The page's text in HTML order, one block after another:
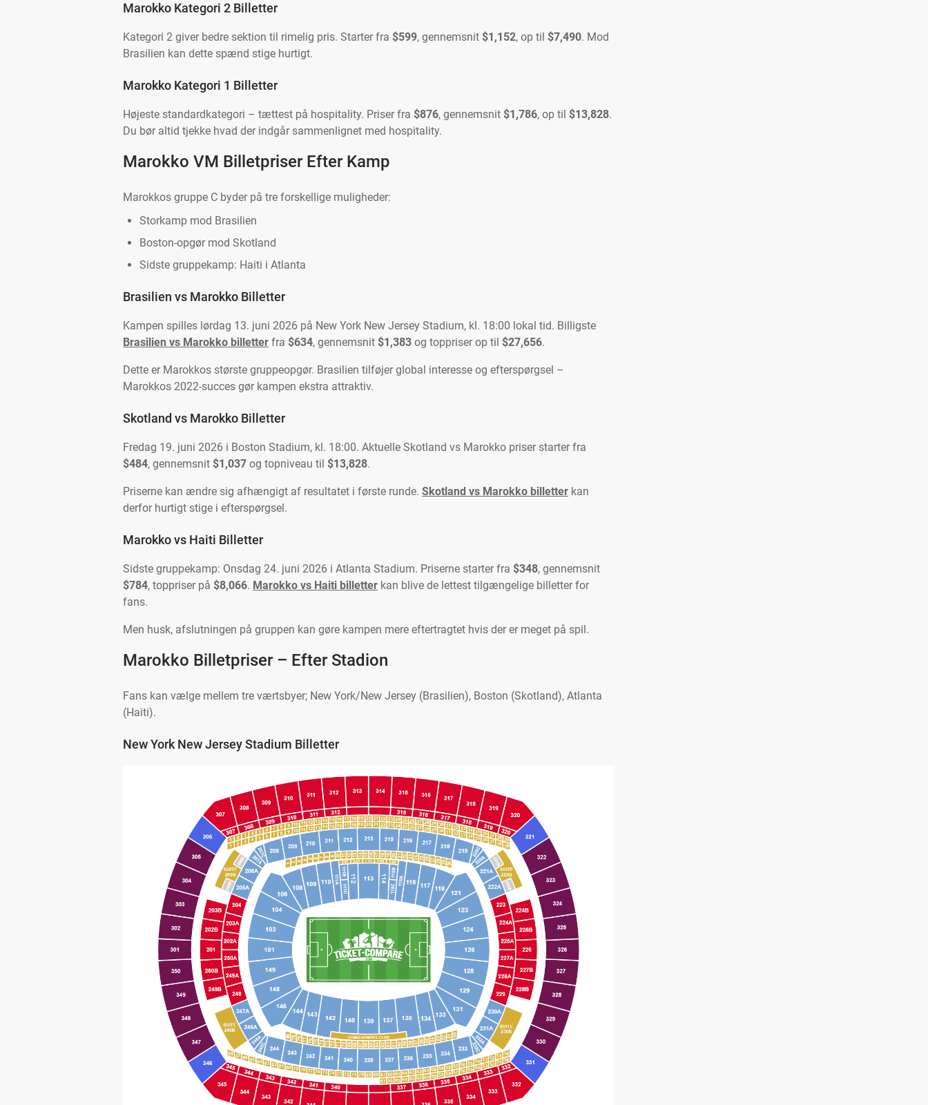
Marokko Kategori 2 Billetter
Kategori 2 giver bedre sektion til rimelig pris. Starter fra $599, gennemsnit $1,152, op til $7,490. Mod
Brasilien kan dette spænd stige hurtigt.
Marokko Kategori 1 Billetter
Højeste standardkategori – tættest på hospitality. Priser fra $876, gennemsnit $1,786, op til $13,828.
Du bør altid tjekke hvad der indgår sammenlignet med hospitality.
Marokko VM Billetpriser Efter Kamp
Marokkos gruppe C byder på tre forskellige muligheder:
Storkamp mod Brasilien
Boston-opgør mod Skotland
Sidste gruppekamp: Haiti i Atlanta
Brasilien vs Marokko Billetter
Kampen spilles lørdag 13. juni 2026 på New York New Jersey Stadium, kl. 18:00 lokal tid. Billigste
Brasilien vs Marokko billetter fra $634, gennemsnit $1,383 og toppriser op til $27,656.
Dette er Marokkos største gruppeopgør. Brasilien tilføjer global interesse og efterspørgsel –
Marokkos 2022-succes gør kampen ekstra attraktiv.
Skotland vs Marokko Billetter
Fredag 19. juni 2026 i Boston Stadium, kl. 18:00. Aktuelle Skotland vs Marokko priser starter fra
$484, gennemsnit $1,037 og topniveau til $13,828.
Priserne kan ændre sig afhængigt af resultatet i første runde. Skotland vs Marokko billetter kan
derfor hurtigt stige i efterspørgsel.
Marokko vs Haiti Billetter
Sidste gruppekamp: Onsdag 24. juni 2026 i Atlanta Stadium. Priserne starter fra $348, gennemsnit
$784, toppriser på $8,066. Marokko vs Haiti billetter kan blive de lettest tilgængelige billetter for
fans.
Men husk, afslutningen på gruppen kan gøre kampen mere eftertragtet hvis der er meget på spil.
Marokko Billetpriser – Efter Stadion
Fans kan vælge mellem tre værtsbyer; New York/New Jersey (Brasilien), Boston (Skotland), Atlanta
(Haiti).
New York New Jersey Stadium Billetter